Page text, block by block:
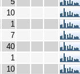
10
1
7
40
1
10